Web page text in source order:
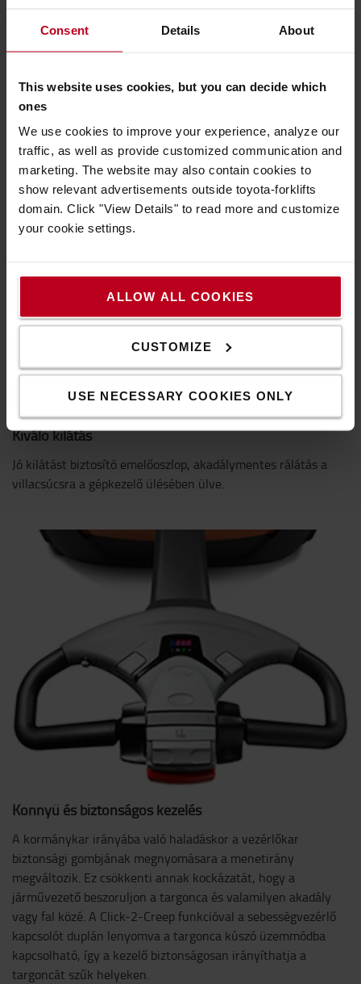
Consent Details About
This website uses cookies, but you can decide which
ones
We use cookies to improve your experience, analyze our
traffic, as well as provide customized communication and
marketing. The website may also contain cookies to
show relevant advertisements outside toyota-forklifts
domain. Click "View Details" to read more and customize
your cookie settings.
ALLOW ALL COOKIES
CUSTOMIZE
USE NECESSARY COOKIES ONLY
A BT egyedülálló 5 pontos alátámasztása kiváló stabilitást
és irányíthatóságot biztosít.
Kiváló kilátás
Jó kilátást biztosító emelőoszlop, akadálymentes rálátás a
villacsúcsra a gépkezelő ülésében ülve.
Könnyű és biztonságos kezelés
A kormánykar irányába való haladáskor a vezérlőkar
biztonsági gombjának megnyomásara a menetirány
megváltozik. Ez csökkenti annak kockázatát, hogy a
járművezető beszoruljon a targonca és valamilyen akadály
vagy fal közé. A Click-2-Creep funkcióval a sebességvezérlő
kapcsolót duplán lenyomva a targonca kúszó üzemmódba
kapcsolható, így a kezelő biztonságosan irányíthatja a
targoncát szűk helyeken.